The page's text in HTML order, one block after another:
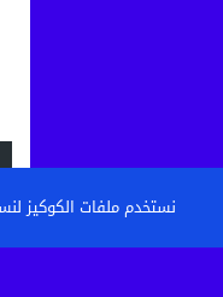
نستخدم ملفات الكوكيز